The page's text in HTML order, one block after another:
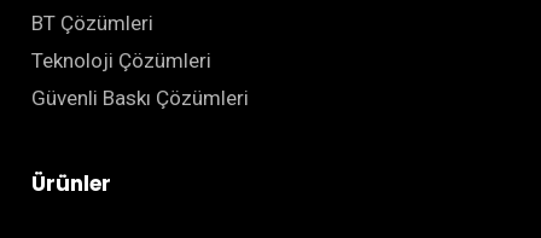
BT Çözümleri
Teknoloji Çözümleri
Güvenli Baskı Çözümleri
Ürünler